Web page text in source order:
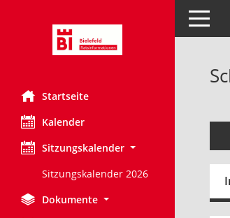
Startseite
Kalender
Sitzungskalender
Sitzungskalender 2026
Dokumente
Toggle